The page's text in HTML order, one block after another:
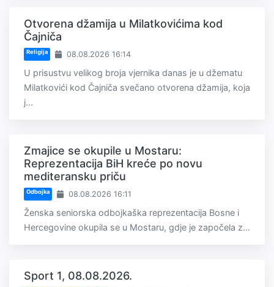
Otvorena džamija u Milatkovićima kod
Čajniča
Religija 08.08.2026 16:14
U prisustvu velikog broja vjernika danas je u džematu
Milatkovići kod Čajniča svečano otvorena džamija, koja
j...
Zmajice se okupile u Mostaru:
Reprezentacija BiH kreće po novu
mediteransku priču
Odbojka 08.08.2026 16:11
Ženska seniorska odbojkaška reprezentacija Bosne i
Hercegovine okupila se u Mostaru, gdje je započela z...
Sport 1, 08.08.2026.